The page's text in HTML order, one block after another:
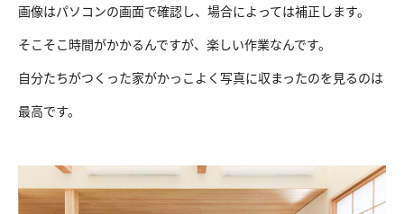
画像はパソコンの画面で確認し、場合によっては補正します。
そこそこ時間がかかるんですが、楽しい作業なんです。
自分たちがつくった家がかっこよく写真に収まったのを見るのは
最高です。